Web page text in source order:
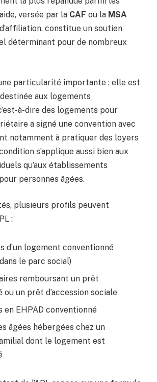
versée par la CAF ou la MSA
constitue un soutien
déterminant pour de nombreux
particularité importante : elle est
aux logements
à-dire des logements pour
a signé une convention avec
notamment à pratiquer des loyers
s’applique aussi bien aux
qu’aux établissements
personnes âgées.
plusieurs profils peuvent
:
d’un logement conventionné
le parc social)
remboursant un prêt
ou un prêt d’accession sociale
en EHPAD conventionné
âgées hébergées chez un
dont le logement est